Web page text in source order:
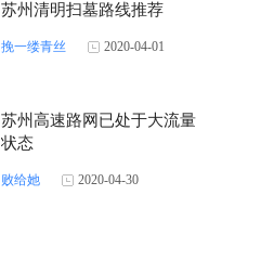
苏州清明扫墓路线推荐
挽一缕青丝 2020-04-01
苏州高速路网已处于大流量
状态
败给她 2020-04-30